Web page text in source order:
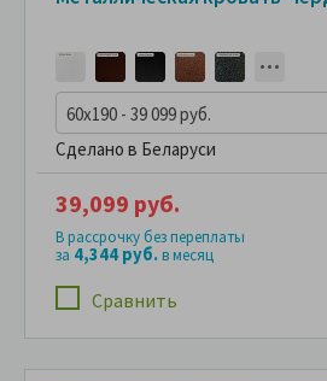
60x190 - 39 099 руб.
Сделано в Беларуси
Сравнить
39,099 руб.
В рассрочку без переплаты
за 4,344 руб.в месяц